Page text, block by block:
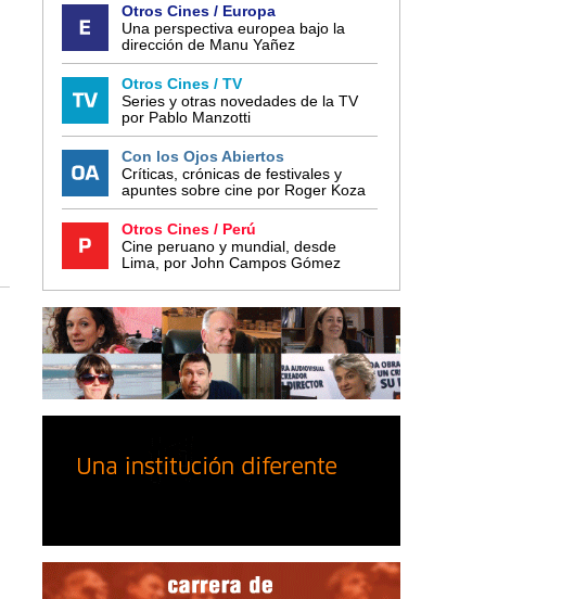
Otros Cines / Europa
Una perspectiva europea bajo la
dirección de Manu Yañez
Otros Cines / TV
Series y otras novedades de la TV
por Pablo Manzotti
Con los Ojos Abiertos
Críticas, crónicas de festivales y
apuntes sobre cine por Roger Koza
Otros Cines / Perú
Cine peruano y mundial, desde
Lima, por John Campos Gómez